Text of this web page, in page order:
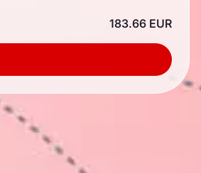
183.66 EUR